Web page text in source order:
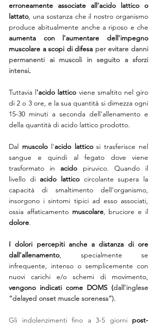
erroneamente associate all'acido lattico o
lattato, una sostanza che il nostro organismo
aumenta con l'aumentare dell'impegno
muscolare a scopi di difesa per evitare danni
permanenti ai muscoli in seguito a sforzi
intensi.
Tuttavia l'acido lattico viene smaltito nel giro
di 2 o 3 ore, e la sua quantità si dimezza ogni
15-30 minuti a seconda dell'allenamento e
della quantità di acido lattico prodotto.
Dal muscolo l'acido lattico si trasferisce nel
sangue e quindi al fegato dove viene
trasformato in acido piruvico. Quando il
livello di acido lattico circolante supera la
capacità di smaltimento dell'organismo,
insorgono i sintomi tipici ad esso associati,
ossia affaticamento muscolare
dolore.
I dolori percepiti anche a distanza di ore
dall'allenamento, specialmente se
infrequente, intenso o semplicemente con
vengono indicati come DOMS (dall’inglese
“delayed onset muscle soreness”).
Gli indolenzimenti fino a 3-5 giorni post-